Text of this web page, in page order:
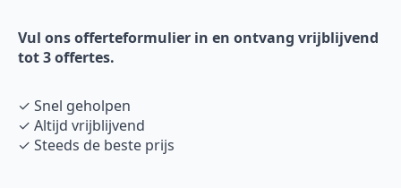
Vul ons offerteformulier in en ontvang vrijblijvend
tot 3 offertes.
✓ Snel geholpen
✓ Altijd vrijblijvend
✓ Steeds de beste prijs